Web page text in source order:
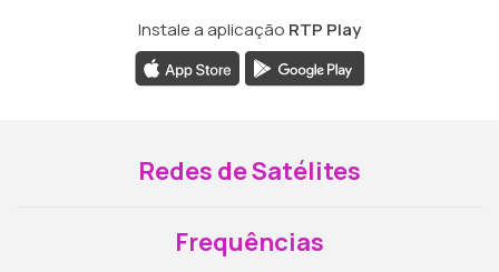
Instale a aplicação RTP Play
Redes de Satélites
Frequências